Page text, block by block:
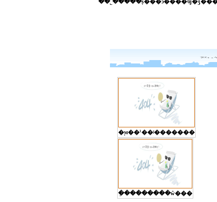
�ϻ��¹��ʲ�������
�ִ��������ŵ���